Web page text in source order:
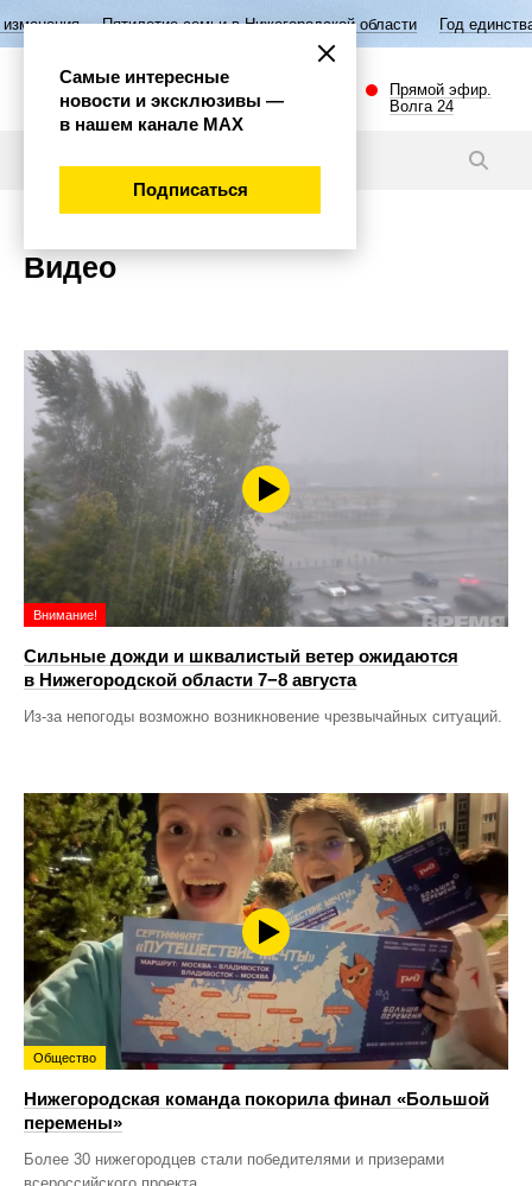
семьи в Нижегородской области Год единства народов
Прямой эфир.
Волга 24
Видео
Внимание!
Сильные дожди и шквалистый ветер ожидаются
в Нижегородской области 7−8 августа
Из-за непогоды возможно возникновение чрезвычайных ситуаций.
Общество
Нижегородская команда покорила финал «Большой
перемены»
Более 30 нижегородцев стали победителями и призерами
Самые интересные
новости и эксклюзивы —
в нашем канале МАХ
Подписаться